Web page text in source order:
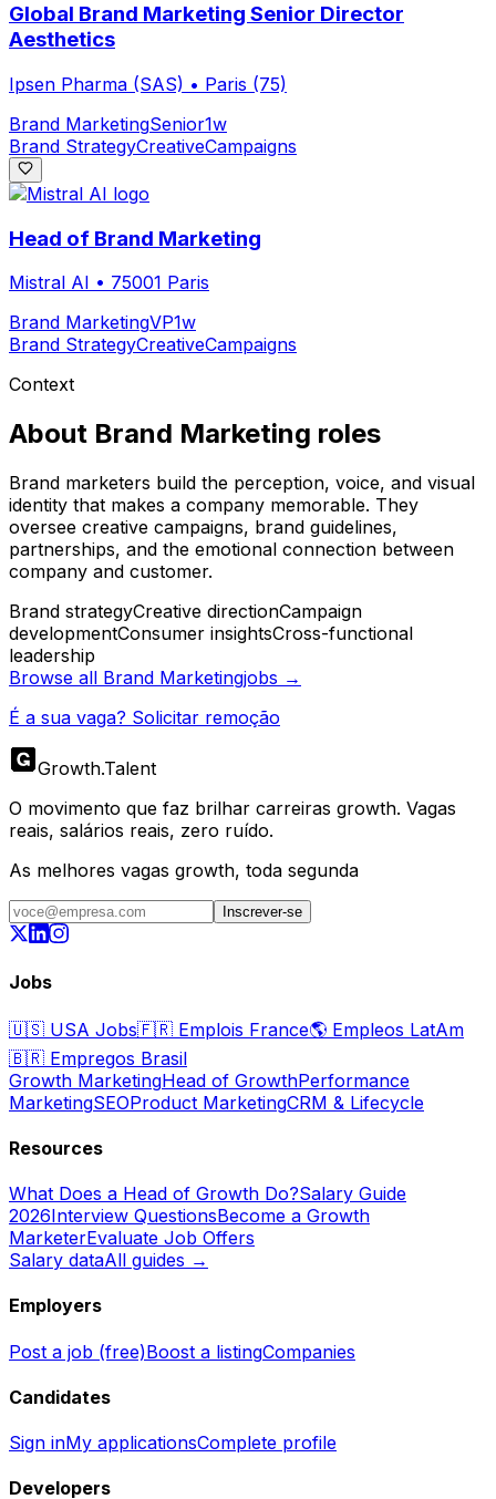
Global Brand Marketing Senior Director
Aesthetics
Ipsen Pharma (SAS) • Paris (75)
Brand MarketingSenior1w
Brand StrategyCreativeCampaigns
Head of Brand Marketing
Mistral AI • 75001 Paris
Brand MarketingVP1w
Brand StrategyCreativeCampaigns
Context
About Brand Marketing roles
Brand marketers build the perception, voice, and visual
identity that makes a company memorable. They
oversee creative campaigns, brand guidelines,
partnerships, and the emotional connection between
company and customer.
Brand strategyCreative directionCampaign
developmentConsumer insightsCross-functional
leadership
Browse all Brand Marketingjobs →
É a sua vaga? Solicitar remoção
Growth.Talent
O movimento que faz brilhar carreiras growth. Vagas
reais, salários reais, zero ruído.
As melhores vagas growth, toda segunda
Inscrever-se
Jobs
🇺🇸 USA Jobs🇫🇷 Emplois France🌎 Empleos LatAm
🇧🇷 Empregos Brasil
Growth MarketingHead of GrowthPerformance
MarketingSEOProduct MarketingCRM & Lifecycle
Resources
What Does a Head of Growth Do?Salary Guide
2026Interview QuestionsBecome a Growth
MarketerEvaluate Job Offers
Salary dataAll guides →
Employers
Post a job (free)Boost a listingCompanies
Candidates
Sign inMy applicationsComplete profile
Developers